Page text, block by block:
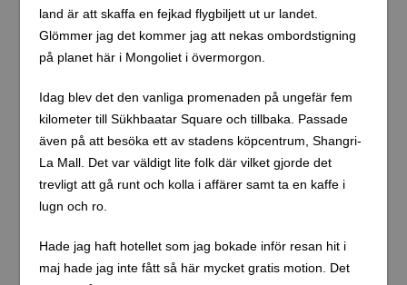
land är att skaffa en fejkad flygbiljett ut ur landet.
Glömmer jag det kommer jag att nekas ombordstigning
på planet här i Mongoliet i övermorgon.
Idag blev det den vanliga promenaden på ungefär fem
kilometer till Sükhbaatar Square och tillbaka. Passade
även på att besöka ett av stadens köpcentrum, Shangri-
La Mall. Det var väldigt lite folk där vilket gjorde det
trevligt att gå runt och kolla i affärer samt ta en kaffe i
lugn och ro.
Hade jag haft hotellet som jag bokade inför resan hit i
maj hade jag inte fått så här mycket gratis motion. Det